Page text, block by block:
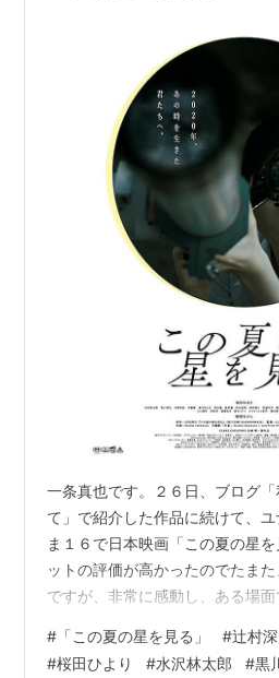
一条真也です。２６日、ブログ
て」で紹介した作品に続けて、
ま１６で日本映画「この夏の星
ットの評価が高かったのでたま
ですが、非常に感動し、ある場
ドラマ。新型コロナウイルス流行
# 「この夏の星を見る」 #辻村深
#桜田ひより #水沢林太郎 #黒